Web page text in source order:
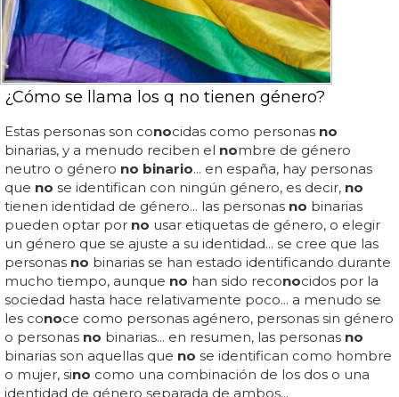
¿Cómo se llama los q no tienen género?
Estas personas son conocidas como personas no
binarias, y a menudo reciben el nombre de género
neutro o género no binario... en españa, hay personas
que no se identifican con ningún género, es decir, no
tienen identidad de género... las personas no binarias
pueden optar por no usar etiquetas de género, o elegir
un género que se ajuste a su identidad... se cree que las
personas no binarias se han estado identificando durante
mucho tiempo, aunque no han sido reconocidos por la
sociedad hasta hace relativamente poco... a menudo se
les conoce como personas agénero, personas sin género
o personas no binarias... en resumen, las personas no
binarias son aquellas que no se identifican como hombre
o mujer, sino como una combinación de los dos o una
identidad de género separada de ambos...